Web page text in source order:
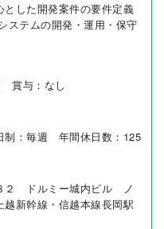
した開発案件の要件定義
ステムの開発・運用・保守
賞与：なし
：毎週 年間休日数：125
２ ドルミー城内ビル ノ
新幹線・信越本線長岡駅